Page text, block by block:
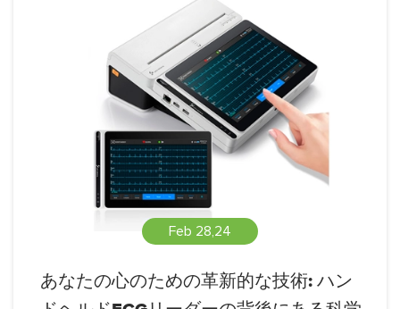
Feb 28,24
あなたの心のための革新的な技術: ハン